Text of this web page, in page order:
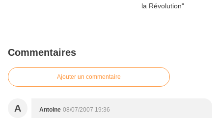
Commentaires
Ajouter un commentaire
A Antoine 08/07/2007 19:36